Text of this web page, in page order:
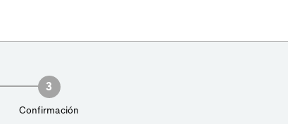
3
Confirmación